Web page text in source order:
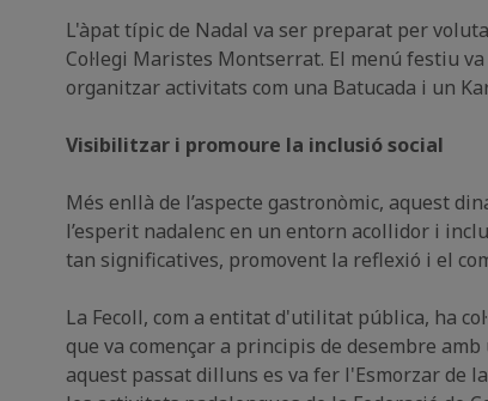
L'àpat típic de Nadal va ser preparat per
Col·legi Maristes Montserrat. El menú festiu
organitzar activitats com una Batucada i un
Visibilitzar i promoure la inclusió social
Més enllà de l’aspecte gastronòmic, aquest
l’esperit nadalenc en un entorn acollidor i
tan significatives, promovent la reflexió i el
La Fecoll, com a entitat d'utilitat pública, ha
que va començar a principis de desembre
aquest passat dilluns es va fer l'Esmorzar de